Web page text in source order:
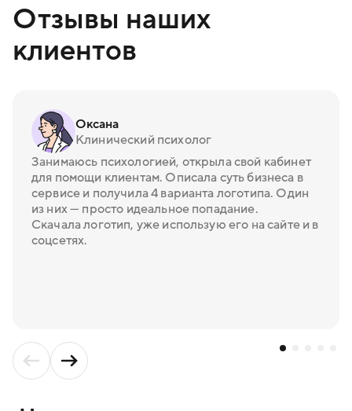
Отзывы наших
клиентов
Оксана
Клинический психолог
Занимаюсь психологией, открыла свой кабинет
для помощи клиентам. Описала суть бизнеса в
сервисе и получила 4 варианта логотипа. Один
из них — просто идеальное попадание.
Скачала логотип, уже использую его на сайте и в
соцсетях.